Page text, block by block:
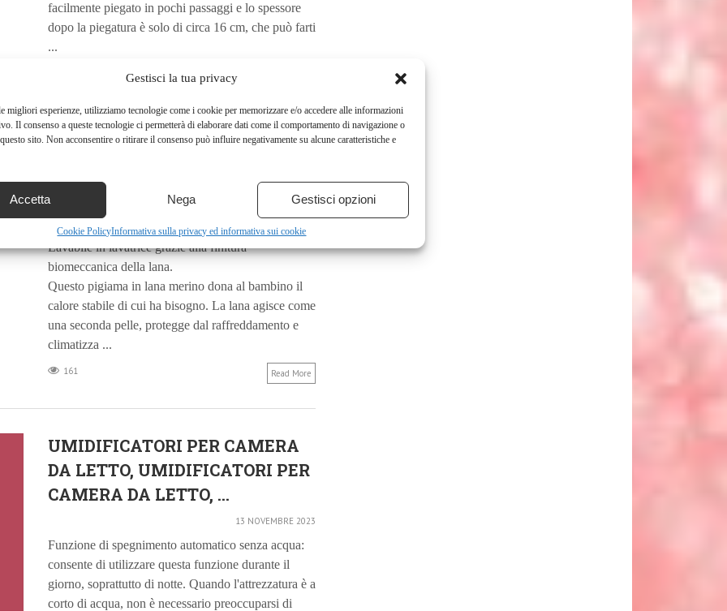
Gestisci la tua privacy
migliori esperienze, utilizziamo tecnologie come i cookie per memorizzare e/o accedere alle informazioni
Il consenso a queste tecnologie ci permetterà di elaborare dati come il comportamento di navigazione o
sito. Non acconsentire o ritirare il consenso può influire negativamente su alcune caratteristiche e
Accetta Nega Gestisci opzioni
Cookie PolicyInformativa sulla privacy ed informativa sui cookie
facilmente piegato in pochi passaggi e lo spessore
dopo la piegatura è solo di circa 16 cm, che può farti
...
ENGEL NATUR, PIGIAMA IN
(KBT), LAVABILE ...
Lavabile in lavatrice grazie alla finitura
biomeccanica della lana.
Questo pigiama in lana merino dona al bambino il
calore stabile di cui ha bisogno. La lana agisce come
una seconda pelle, protegge dal raffreddamento e
climatizza ...
161 Read More
UMIDIFICATORI PER CAMERA
DA LETTO, UMIDIFICATORI PER
CAMERA DA LETTO, ...
13 NOVEMBRE 2023
Funzione di spegnimento automatico senza acqua:
consente di utilizzare questa funzione durante il
giorno, soprattutto di notte. Quando l'attrezzatura è a
corto di acqua, non è necessario preoccuparsi di